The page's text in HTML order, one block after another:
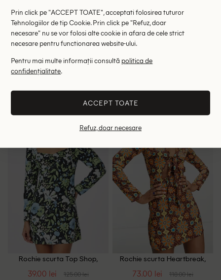
Rochie medie Zara, floral print
98.00 lei
Rochie medie Miss Selfridge,
Rochie scurta Top Shop,
39.00 lei 125.00 lei
- 38%
Rochie scurta Heartbreak,
73.00 lei 118.00 lei
Prin click pe "ACCEPT TOATE", acceptati folosirea tuturor
Tehnologiilor de tip Cookie. Prin click pe "Refuz, doar
necesare" nu se vor folosi alte cookie in afara de cele strict
necesare pentru functionarea website-ului.
Pentru mai multe informații consultă politica de
confidențialitate.
ACCEPT TOATE
Refuz, doar necesare